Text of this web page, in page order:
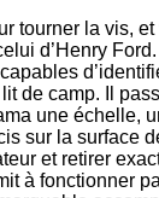
tourner la vis,
d’Henry
de camp. Il
une échelle,
sur la surface
et retirer
à fonctionner